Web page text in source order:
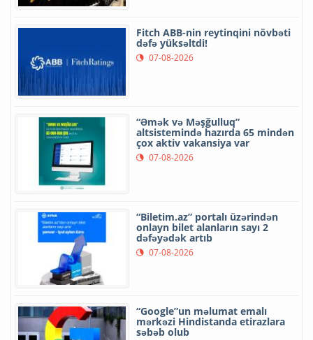
Fitch ABB-nin reytinqini növbəti
dəfə yüksəltdi!
07-08-2026
“Əmək və Məşğulluq”
altsistemində hazırda 65 mindən
çox aktiv vakansiya var
07-08-2026
“Biletim.az” portalı üzərindən
onlayn bilet alanların sayı 2
dəfəyədək artıb
07-08-2026
“Google”un məlumat emalı
mərkəzi Hindistanda etirazlara
səbəb olub